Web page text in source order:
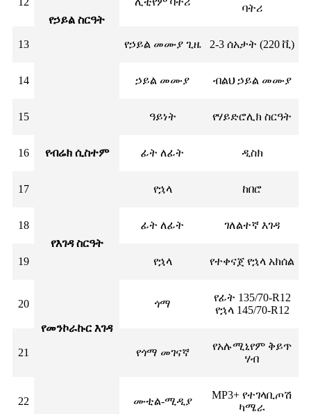
የኃይል ስርዓት
ባትሪ
13 የኃይል መሙያ ጊዜ 2-3 ሰአታት (220 ቪ)
14 ኃይል መሙያ ብልህ ኃይል መሙያ
15
የብሬክ ሲስተም
ዓይነት የሃይድሮሊክ ስርዓት
16 ፊት ለፊት ዲስክ
17 የኋላ ከበሮ
18
የእገዳ ስርዓት
ፊት ለፊት ገለልተኛ እገዳ
19 የኋላ የተቀናጀ የኋላ አክሰል
20
የመንኮራኩር እገዳ
ጎማ
የፊት 135/70-R12
የኋላ 145/70-R12
21 የጎማ መገናኛ
የአሉሚኒየም ቅይጥ
ሃብ
22 ሙቲል-ሚዲያ
MP3+ የተገላቢጦሽ
ካሜራ